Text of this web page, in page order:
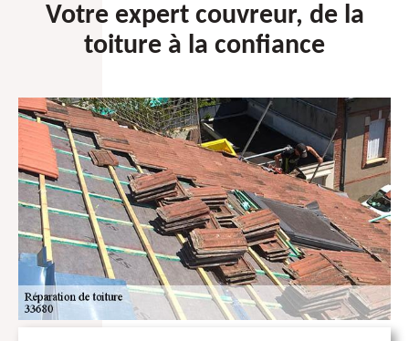
Votre expert couvreur, de la
toiture à la confiance